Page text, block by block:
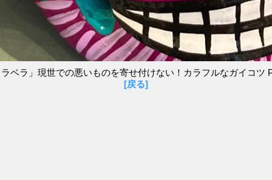
ベラ」現世での悪いものを寄せ付けない！カラフルなガイコツ
[戻る]